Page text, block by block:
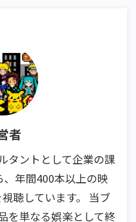
者
タントとして企業の課
年間400本以上の映
聴しています。 当ブ
を単なる娯楽として終